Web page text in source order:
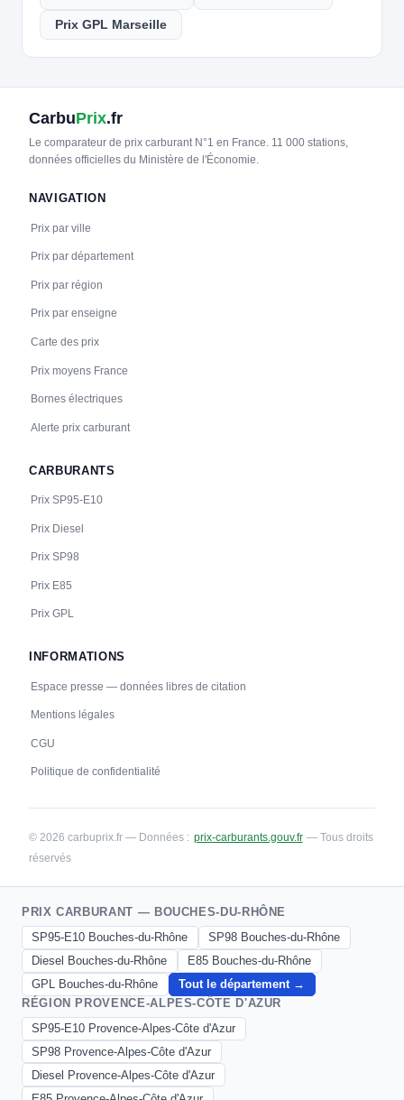
Prix GPL Marseille
CarbuPrix.fr
Le comparateur de prix carburant N°1 en France. 11 000 stations,
données officielles du Ministère de l'Économie.
NAVIGATION
Prix par ville
Prix par département
Prix par région
Prix par enseigne
Carte des prix
Prix moyens France
Bornes électriques
Alerte prix carburant
CARBURANTS
Prix SP95-E10
Prix Diesel
Prix SP98
Prix E85
Prix GPL
INFORMATIONS
Espace presse — données libres de citation
Mentions légales
CGU
Politique de confidentialité
© 2026 carbuprix.fr — Données : prix-carburants.gouv.fr — Tous droits
réservés
PRIX CARBURANT — BOUCHES-DU-RHÔNE
SP95-E10 Bouches-du-Rhône
SP98 Bouches-du-Rhône
Diesel Bouches-du-Rhône
E85 Bouches-du-Rhône
GPL Bouches-du-Rhône
Tout le département →
RÉGION PROVENCE-ALPES-CÔTE D'AZUR
SP95-E10 Provence-Alpes-Côte d'Azur
SP98 Provence-Alpes-Côte d'Azur
Diesel Provence-Alpes-Côte d'Azur